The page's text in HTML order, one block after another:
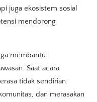
juga ekosistem sosial
mendorong
membantu
Saat acara
tidak sendirian.
dan merasakan